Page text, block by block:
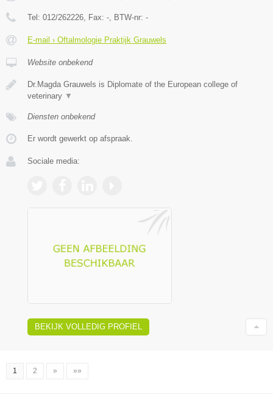
Tel: 012/262226 , Fax: - , BTW-nr: -
E-mail › Oftalmologie Praktijk Grauwels
Website onbekend
Dr.Magda Grauwels is Diplomate of the European college of
veterinary ▼
Diensten onbekend
Er wordt gewerkt op afspraak.
Sociale media:
BEKIJK VOLLEDIG PROFIEL
1 2 » »»